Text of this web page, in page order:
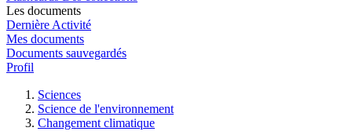
Les documents
Dernière Activité
Mes documents
Documents sauvegardés
Profil
Sciences
Science de l'environnement
Changement climatique